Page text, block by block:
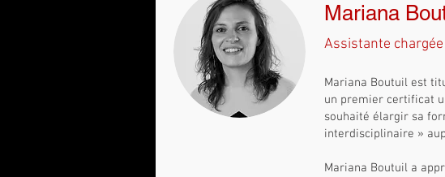
Mariana
Assistante
Mariana Boutuil est
un premier certificat
souhaité élargir sa
interdisciplinaire »
Mariana Boutuil a